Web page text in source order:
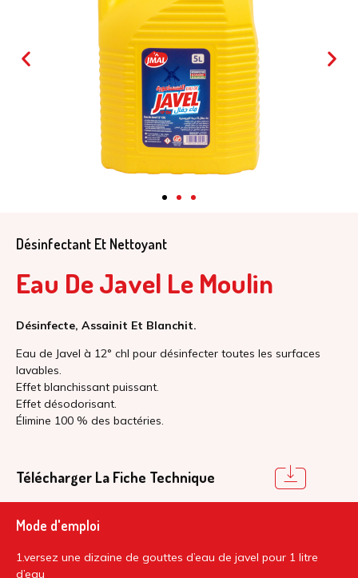
Désinfectant Et Nettoyant
Eau De Javel Le Moulin
Désinfecte, Assainit Et Blanchit.
Eau de Javel à 12° chl pour désinfecter toutes les surfaces
lavables.
Effet blanchissant puissant.
Effet désodorisant.
Élimine 100 % des bactéries.
Télécharger La Fiche Technique
Mode d'emploi
1.versez une dizaine de gouttes d’eau de javel pour 1 litre
d’eau